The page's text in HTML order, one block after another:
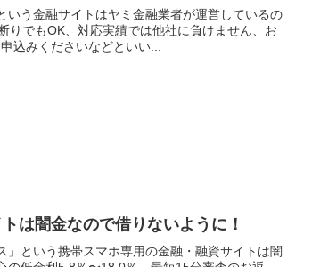
いう金融サイトはヤミ金融業者が運営しているの
りでもOK、対応実績では他社に負けません、お
込みくださいなどといい...
は闇金なので借りないように！
」という携帯スマホ専用の金融・融資サイトは闇